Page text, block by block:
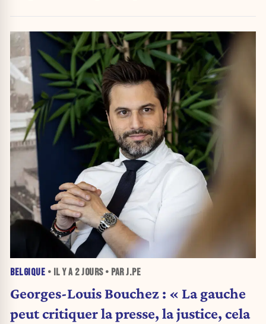
BELGIQUE • IL Y A 2 JOURS• PAR J.PE
Georges-Louis Bouchez : « La gauche
peut critiquer la presse, la justice, cela